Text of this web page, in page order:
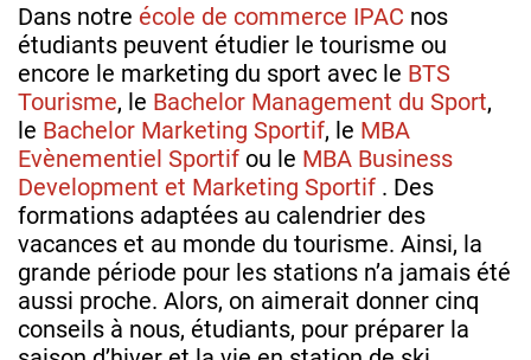
Dans notre école de commerce IPAC nos
étudiants peuvent étudier le tourisme ou
encore le marketing du sport avec le BTS
Tourisme, le Bachelor Management du Sport,
le Bachelor Marketing Sportif, le MBA
Evènementiel Sportif ou le MBA Business
Development et Marketing Sportif . Des
formations adaptées au calendrier des
vacances et au monde du tourisme. Ainsi, la
grande période pour les stations n’a jamais été
aussi proche. Alors, on aimerait donner cinq
conseils à nous, étudiants, pour préparer la